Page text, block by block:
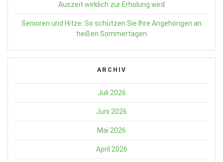
Auszeit wirklich zur Erholung wird
Senioren und Hitze: So schützen Sie Ihre Angehörigen an
heißen Sommertagen
ARCHIV
Juli 2026
Juni 2026
Mai 2026
April 2026